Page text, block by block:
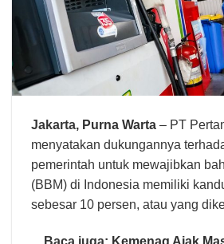
Jakarta, Purna Warta – PT
menyatakan dukungannya
pemerintah untuk mewajibkan
(BBM) di Indonesia memiliki
sebesar 10 persen, atau yang
Baca juga: Kemenag Ajak